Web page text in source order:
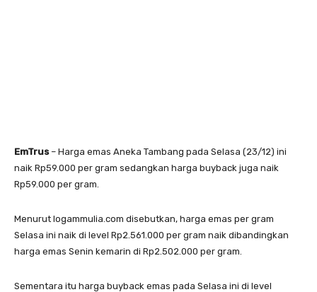
EmTrus– Harga emas Aneka Tambang pada Selasa (23/12) ini
naik Rp59.000 per gram sedangkan harga buyback juga naik
Rp59.000 per gram.
Menurut logammulia.com disebutkan, harga emas per gram
Selasa ini naik di level Rp2.561.000 per gram naik dibandingkan
harga emas Senin kemarin di Rp2.502.000 per gram.
Sementara itu harga buyback emas pada Selasa ini di level